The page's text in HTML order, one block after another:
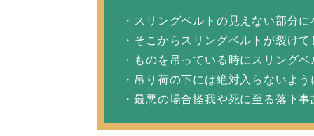
・スリングベルトの見えない部分
・そこからスリングベルトが裂けて
・ものを吊っている時にスリング
・吊り荷の下には絶対入らないよう
・最悪の場合怪我や死に至る落下